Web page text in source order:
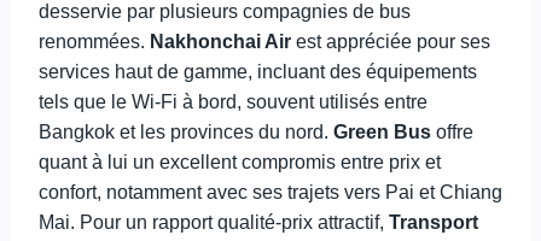
desservie par plusieurs compagnies de bus
renommées. Nakhonchai Air est appréciée pour ses
services haut de gamme, incluant des équipements
tels que le Wi-Fi à bord, souvent utilisés entre
Bangkok et les provinces du nord. Green Bus offre
quant à lui un excellent compromis entre prix et
confort, notamment avec ses trajets vers Pai et Chiang
Mai. Pour un rapport qualité-prix attractif, Transport